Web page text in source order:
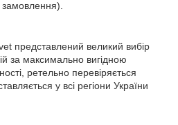
представлений великий вибір
за максимально вигідною
ретельно перевіряється
у всі регіони України